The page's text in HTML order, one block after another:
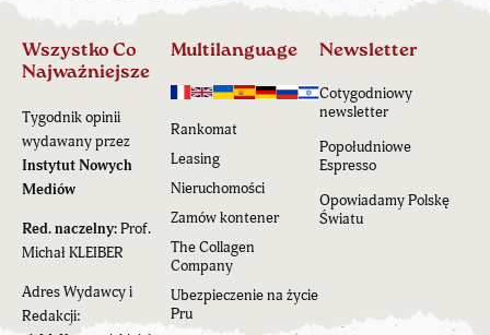
Wszystko Co
Najważniejsze
Tygodnik opinii
wydawany przez
Instytut Nowych
Mediów
Red. naczelny:Prof.
Michał KLEIBER
Adres Wydawcy i
Redakcji:
Multilanguage
Rankomat
Leasing
Nieruchomości
Zamów kontener
The Collagen
Company
Ubezpieczenie na życie
Pru
Newsletter
Cotygodniowy
newsletter
Popołudniowe
Espresso
Opowiadamy Polskę
Światu